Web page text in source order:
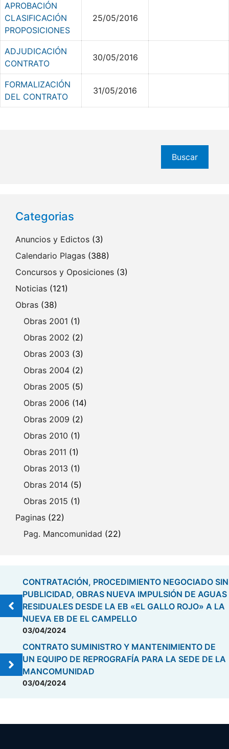
APROBACIÓN
CLASIFICACIÓN
PROPOSICIONES
25/05/2016
ADJUDICACIÓN
CONTRATO
30/05/2016
FORMALIZACIÓN
DEL CONTRATO
31/05/2016
Buscar
Categorias
Anuncios y Edictos (3)
Calendario Plagas (388)
Concursos y Oposiciones (3)
Noticias (121)
Obras (38)
Obras 2001 (1)
Obras 2002 (2)
Obras 2003 (3)
Obras 2004 (2)
Obras 2005 (5)
Obras 2006 (14)
Obras 2009 (2)
Obras 2010 (1)
Obras 2011 (1)
Obras 2013 (1)
Obras 2014 (5)
Obras 2015 (1)
Paginas (22)
Pag. Mancomunidad (22)
CONTRATACIÓN, PROCEDIMIENTO NEGOCIADO SIN
PUBLICIDAD, OBRAS NUEVA IMPULSIÓN DE AGUAS
RESIDUALES DESDE LA EB «EL GALLO ROJO» A LA
NUEVA EB DE EL CAMPELLO
03/04/2024
CONTRATO SUMINISTRO Y MANTENIMIENTO DE
UN EQUIPO DE REPROGRAFÍA PARA LA SEDE DE LA
MANCOMUNIDAD
03/04/2024